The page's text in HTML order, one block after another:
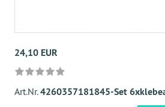
24,10 EUR
Art.Nr.4260357181845-Set